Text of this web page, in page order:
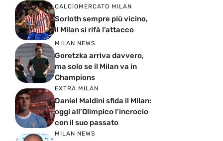
CALCIOMERCATO MILAN
Sorloth sempre più vicino,
il Milan si rifà l’attacco
MILAN NEWS
Goretzka arriva davvero,
ma solo se il Milan va in
Champions
EXTRA MILAN
Daniel Maldini sfida il Milan:
oggi all’Olimpico l’incrocio
con il suo passato
MILAN NEWS